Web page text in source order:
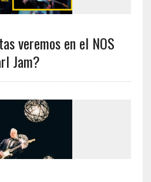
veremos en el NOS
Jam?